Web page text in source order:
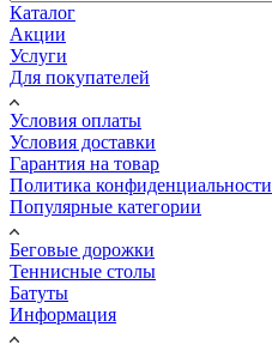
Каталог
Акции
Услуги
Для покупателей
Условия оплаты
Условия доставки
Гарантия на товар
Политика конфиденциальности
Популярные категории
Беговые дорожки
Теннисные столы
Батуты
Информация